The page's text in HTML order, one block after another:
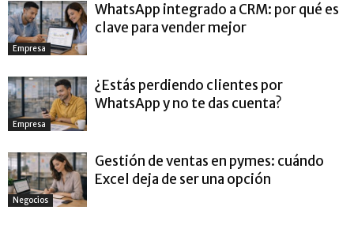
Empresa
WhatsApp integrado a CRM: por qué es
clave para vender mejor
Empresa
¿Estás perdiendo clientes por
WhatsApp y no te das cuenta?
Negocios
Gestión de ventas en pymes: cuándo
Excel deja de ser una opción